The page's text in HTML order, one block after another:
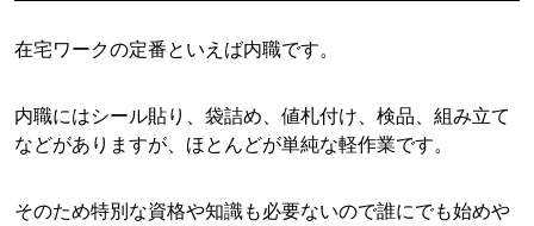
在宅ワークの定番といえば内職です。
内職にはシール貼り、袋詰め、値札付け、検品、組み立て
などがありますが、ほとんどが単純な軽作業です。
そのため特別な資格や知識も必要ないので誰にでも始めや